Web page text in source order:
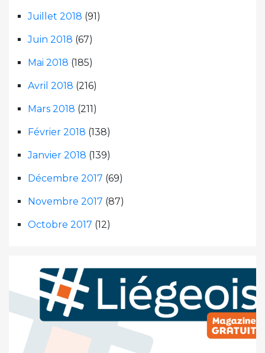
Juillet 2018 (91)
Juin 2018 (67)
Mai 2018 (185)
Avril 2018 (216)
Mars 2018 (211)
Février 2018 (138)
Janvier 2018 (139)
Décembre 2017 (69)
Novembre 2017 (87)
Octobre 2017 (12)